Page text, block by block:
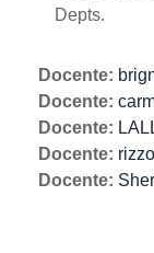
Depts.
Docente:
Docente:
Docente:
Docente:
Docente: